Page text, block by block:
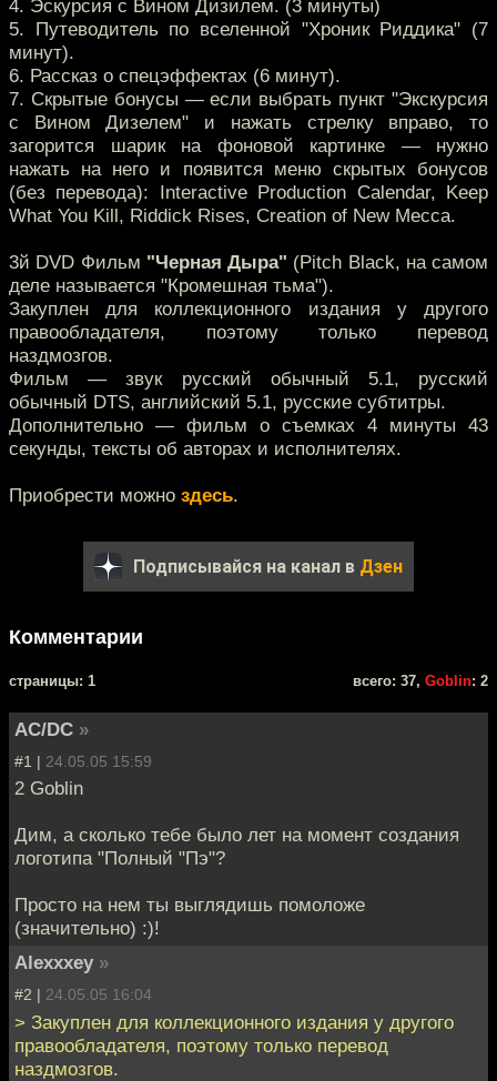
4. Эскурсия с Вином Дизилем. (3 минуты)
5. Путеводитель по вселенной "Хроник Риддика" (7
минут).
6. Рассказ о спецэффектах (6 минут).
7. Скрытые бонусы — если выбрать пункт "Экскурсия
с Вином Дизелем" и нажать стрелку вправо, то
загорится шарик на фоновой картинке — нужно
нажать на него и появится меню скрытых бонусов
(без перевода): Interactive Production Calendar, Keep
What You Kill, Riddick Rises, Creation of New Mecca.
3й DVD Фильм "Черная Дыра" (Pitch Black, на самом
деле называется "Кромешная тьма").
Закуплен для коллекционного издания у другого
правообладателя, поэтому только перевод
наздмозгов.
Фильм — звук русский обычный 5.1, русский
обычный DTS, английский 5.1, русские субтитры.
Дополнительно — фильм о съемках 4 минуты 43
секунды, тексты об авторах и исполнителях.
Приобрести можно здесь.
Подписывайся на канал в Дзен
Комментарии
cтраницы: 1 всего: 37, Goblin: 2
AC/DC »
#1 | 24.05.05 15:59
2 Goblin
Дим, а сколько тебе было лет на момент создания
логотипа "Полный "Пэ"?
Просто на нем ты выглядишь помоложе
(значительно) :)!
Alexxxey »
#2 | 24.05.05 16:04
> Закуплен для коллекционного издания у другого
правообладателя, поэтому только перевод
наздмозгов.